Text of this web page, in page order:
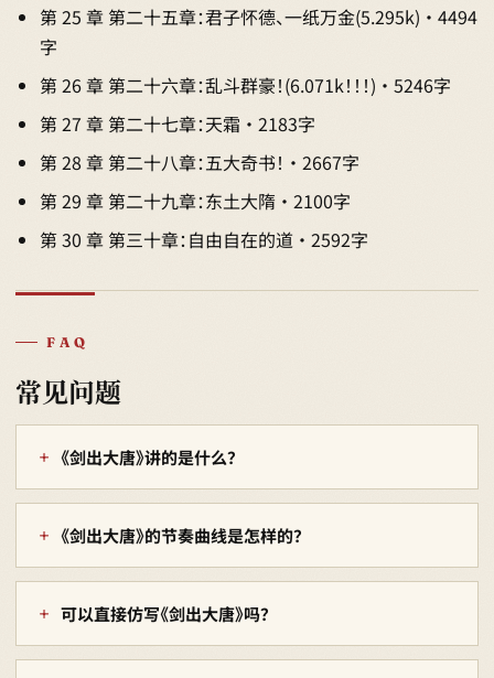
第 25 章 第二十五章：君子怀德、一纸万金(5.295k) · 4494
字
第 26 章 第二十六章：乱斗群豪！(6.071k！！！) · 5246字
第 27 章 第二十七章：天霜 · 2183字
第 28 章 第二十八章：五大奇书！ · 2667字
第 29 章 第二十九章：东土大隋 · 2100字
第 30 章 第三十章：自由自在的道 · 2592字
FAQ
常见问题
《剑出大唐》讲的是什么？
《剑出大唐》的节奏曲线是怎样的？
可以直接仿写《剑出大唐》吗？